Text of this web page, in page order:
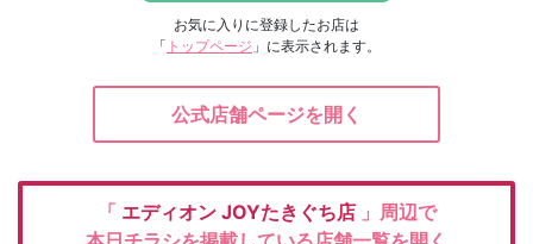
お気に入りに登録したお店は
「 トップページ 」に表示されます。
公式店舗ページを開く
「 エディオン JOYたきぐち店 」周辺で